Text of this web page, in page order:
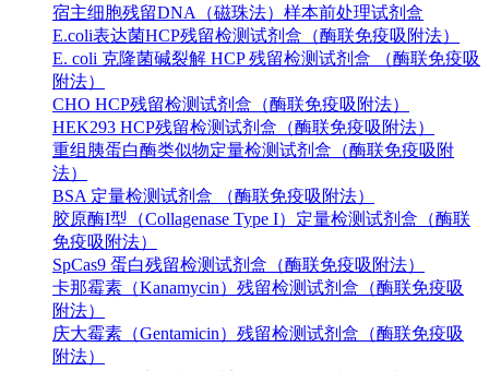
宿主细胞残留DNA（磁珠法）样本前处理试剂盒
E.coli表达菌HCP残留检测试剂盒（酶联免疫吸附法）
E. coli 克隆菌碱裂解 HCP 残留检测试剂盒 （酶联免疫吸
附法）
CHO HCP残留检测试剂盒（酶联免疫吸附法）
HEK293 HCP残留检测试剂盒（酶联免疫吸附法）
重组胰蛋白酶类似物定量检测试剂盒（酶联免疫吸附
法）
BSA 定量检测试剂盒 （酶联免疫吸附法）
胶原酶I型（Collagenase Type I）定量检测试剂盒（酶联
免疫吸附法）
SpCas9 蛋白残留检测试剂盒（酶联免疫吸附法）
卡那霉素（Kanamycin）残留检测试剂盒（酶联免疫吸
附法）
庆大霉素（Gentamicin）残留检测试剂盒（酶联免疫吸
附法）